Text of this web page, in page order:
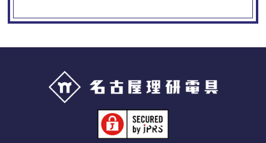
Googleアナリティクスの使用につい
当サイトでは、より良いサービスの提供、またユーザビリ
ティの向上のため、Googleアナリティクスを使用し、当サ
イトの利用状況などのデータ収集及び解析を行っておりま
す。その際、「Cookie」を通じて、Googleがお客様のIPア
ドレスなどの情報を収集する場合がありますが、
「Cookie」で収集される情報は個人を特定できるものでは